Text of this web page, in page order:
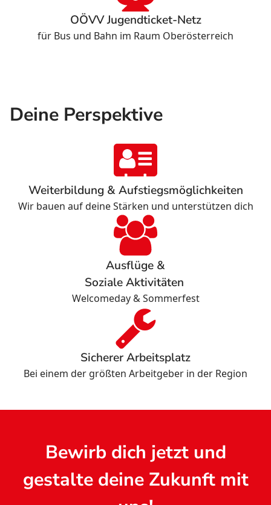
OÖVV Jugendticket-Netz
für Bus und Bahn im Raum Oberösterreich
Deine Perspektive
Weiterbildung & Aufstiegsmöglichkeiten
Wir bauen auf deine Stärken und unterstützen dich
Ausflüge &
Soziale Aktivitäten
Welcomeday & Sommerfest
Sicherer Arbeitsplatz
Bei einem der größten Arbeitgeber in der Region
Bewirb dich jetzt und
gestalte deine Zukunft mit